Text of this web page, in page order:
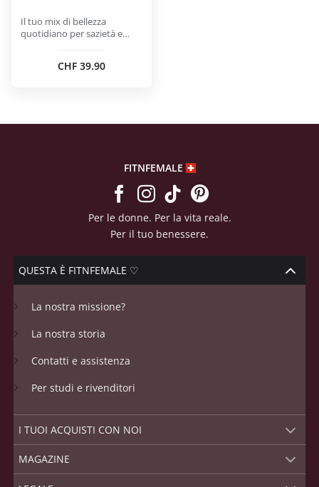
Il tuo mix di bellezza
quotidiano per sazietà e
CHF 39.90
FITNFEMALE
Per le donne. Per la vita reale.
Per il tuo benessere.
QUESTA È FITNFEMALE ♡
La nostra missione?
La nostra storia
Contatti e assistenza
Per studi e rivenditori
I TUOI ACQUISTI CON NOI
MAGAZINE